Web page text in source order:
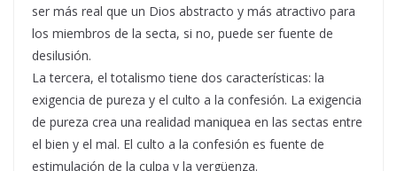
ser más real que un Dios abstracto y más atractivo para
los miembros de la secta, si no, puede ser fuente de
desilusión.
La tercera, el totalismo tiene dos características: la
exigencia de pureza y el culto a la confesión. La exigencia
de pureza crea una realidad maniquea en las sectas entre
el bien y el mal. El culto a la confesión es fuente de
estimulación de la culpa y la vergüenza.